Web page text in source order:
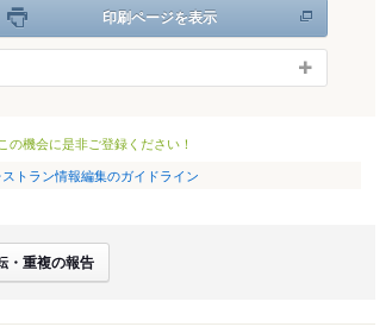
印刷ページを表示
機会に是非ご登録ください！
ストラン情報編集のガイドライン
・重複の報告